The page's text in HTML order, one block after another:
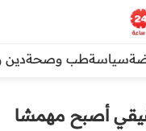
سياسةطب وصحةدين
أصبح مهمشا